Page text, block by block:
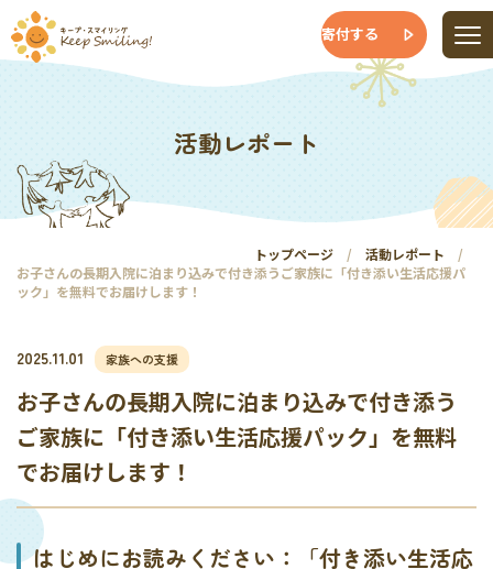
寄付する
活動レポート
トップページ
活動レポート
お子さんの長期入院に泊まり込みで付き添うご家族に「付き添い生活応援パ
ック」を無料でお届けします！
2025.11.01 家族への支援
お子さんの長期入院に泊まり込みで付き添う
ご家族に「付き添い生活応援パック」を無料
でお届けします！
はじめにお読みください：「付き添い生活応